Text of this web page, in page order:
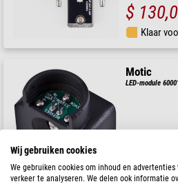
$
Klaar
Motic
LED-module
Klaar
Wij gebruiken cookies
We gebruiken cookies om inhoud en
verkeer te analyseren. We delen ook informatie